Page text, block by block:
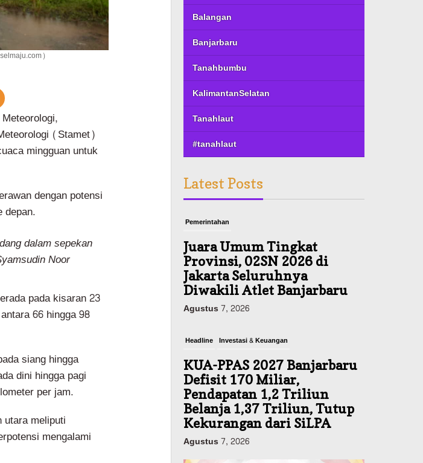
(Stamet)
mingguan untuk
dengan potensi
depan.
dalam sepekan
Noor
pada kisaran 23
66 hingga 98
siang hingga
dini hingga pagi
per jam.
utara meliputi
mengalami
Balangan
Banjarbaru
Tanahbumbu
KalimantanSelatan
Tanahlaut
#tanahlaut
Latest Posts
Pemerintahan
Juara Umum Tingkat
Provinsi, 02SN 2026 di
Jakarta Seluruhnya
Diwakili Atlet Banjarbaru
Agustus 7, 2026
Headline Investasi & Keuangan
KUA-PPAS 2027 Banjarbaru
Defisit 170 Miliar,
Pendapatan 1,2 Triliun
Belanja 1,37 Triliun, Tutup
Kekurangan dari SiLPA
Agustus 7, 2026